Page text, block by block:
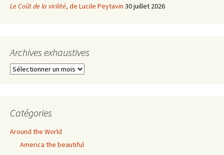
Le Coût de la virilité, de Lucile Peytavin 30 juillet 2026
Archives exhaustives
Archives
Catégories
Around the World
America the beautiful